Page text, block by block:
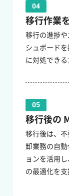
04
移行作業
移行の進捗
シュボード
に対処でき
05
移行後の
移行後は、
卸業務の自
ョンを活用
の最適化を支